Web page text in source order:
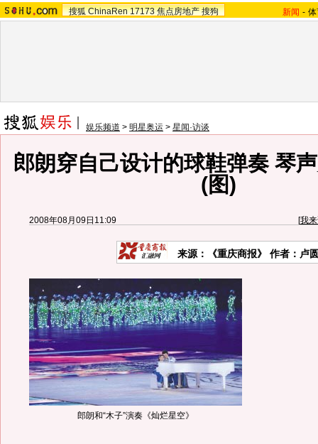
搜狐 ChinaRen 17173 焦点房地产 搜狗 新闻 -
娱乐频道 > 明星奥运 > 星闻·访谈
郎朗穿自己设计的球鞋弹奏 琴
(图)
2008年08月09日11:09 [我
来源：《重庆商报》 作者：卢
郎朗和“木子”演奏《灿烂星空》